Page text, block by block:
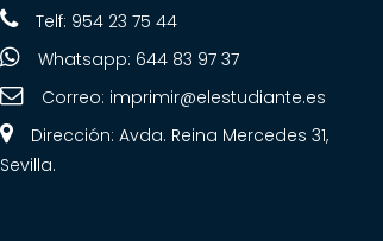
Telf: 954 23 75 44
Whatsapp: 644 83 97 37
Correo: imprimir@elestudiante.es
Dirección: Avda. Reina Mercedes 31,
Sevilla.